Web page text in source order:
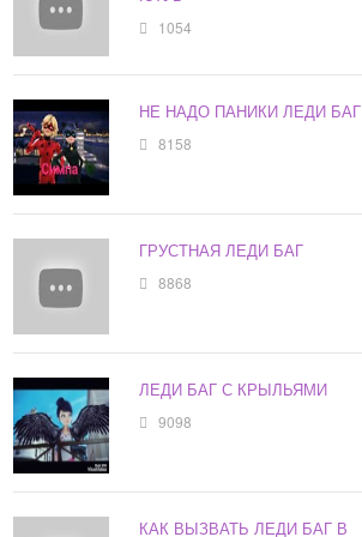
1054
НЕ НАДО ПАНИКИ ЛЕДИ БАГ
8158
ГРУСТНАЯ ЛЕДИ БАГ
8868
ЛЕДИ БАГ С КРЫЛЬЯМИ
9098
КАК ВЫЗВАТЬ ЛЕДИ БАГ В